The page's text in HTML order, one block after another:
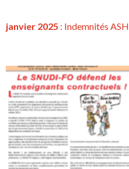
janvier 2025 : Indemnités ASH